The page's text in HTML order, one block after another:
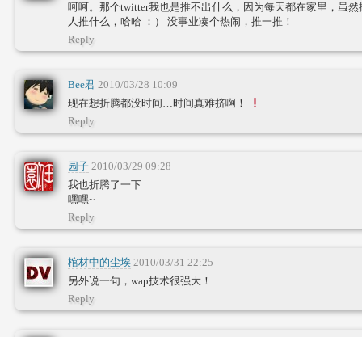
呵呵。那个twitter我也是推不出什么，因为每天都在家里，虽
人推什么，哈哈 ：） 没事业凑个热闹，推一推！
Reply
Bee君 2010/03/28 10:09
现在想折腾都没时间…时间真难挤啊！
Reply
园子 2010/03/29 09:28
我也折腾了一下
嘿嘿~
Reply
棺材中的尘埃 2010/03/31 22:25
另外说一句，wap技术很强大！
Reply